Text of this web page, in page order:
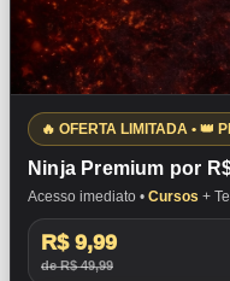
🔥 OFERTA LIMITADA • 👑
Ninja Premium por
Acesso imediato • Cursos +
R$ 9,99
de R$ 49,99